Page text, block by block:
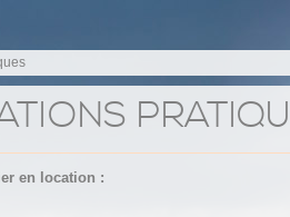
en location :